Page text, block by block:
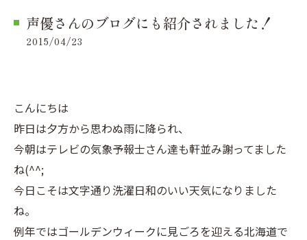
声優さんのブログにも紹介されました！
2015/04/23
こんにちは
昨日は夕方から思わぬ雨に降られ、
今朝はテレビの気象予報士さん達も軒並み謝ってました
ね(^^;
今日こそは文字通り洗濯日和のいい天気になりました
ね。
例年ではゴールデンウィークに見ごろを迎える北海道で